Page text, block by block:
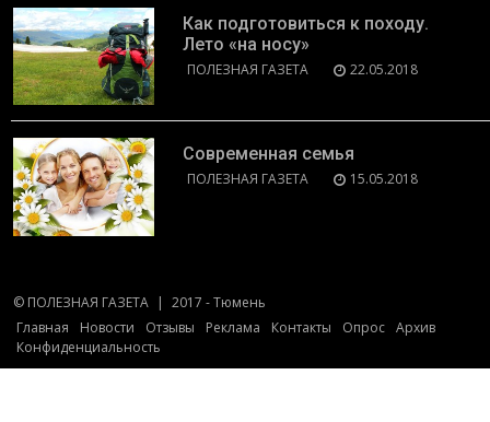
Как подготовиться к походу.
Лето «на носу»
ПОЛЕЗНАЯ ГАЗЕТА 22.05.2018
Современная семья
ПОЛЕЗНАЯ ГАЗЕТА 15.05.2018
© ПОЛЕЗНАЯ ГАЗЕТА | 2017 - Тюмень
Главная
Новости Отзывы Реклама Контакты Опрос Архив
Конфиденциальность